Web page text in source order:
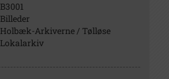
B3001
Billeder
Holbæk-Arkiverne / Tølløse
Lokalarkiv